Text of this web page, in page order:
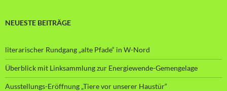
NEUESTE BEITRÄGE
literarischer Rundgang „alte Pfade“ in W-Nord
Überblick mit Linksammlung zur Energiewende-Gemengelage
Ausstellungs-Eröffnung „Tiere vor unserer Haustür“